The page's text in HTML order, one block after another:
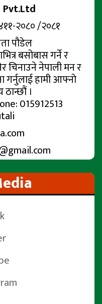
Pvt.Ltd
२०८० /२०८१
पौडेल
बसोबास गर्ने र
नेपाली मन र
गर्नुलाई हामी आफ्नो
।
015912513